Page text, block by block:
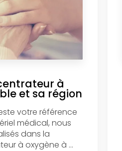
à
et sa région
votre référence
médical, nous
dans la
à oxygène à ...